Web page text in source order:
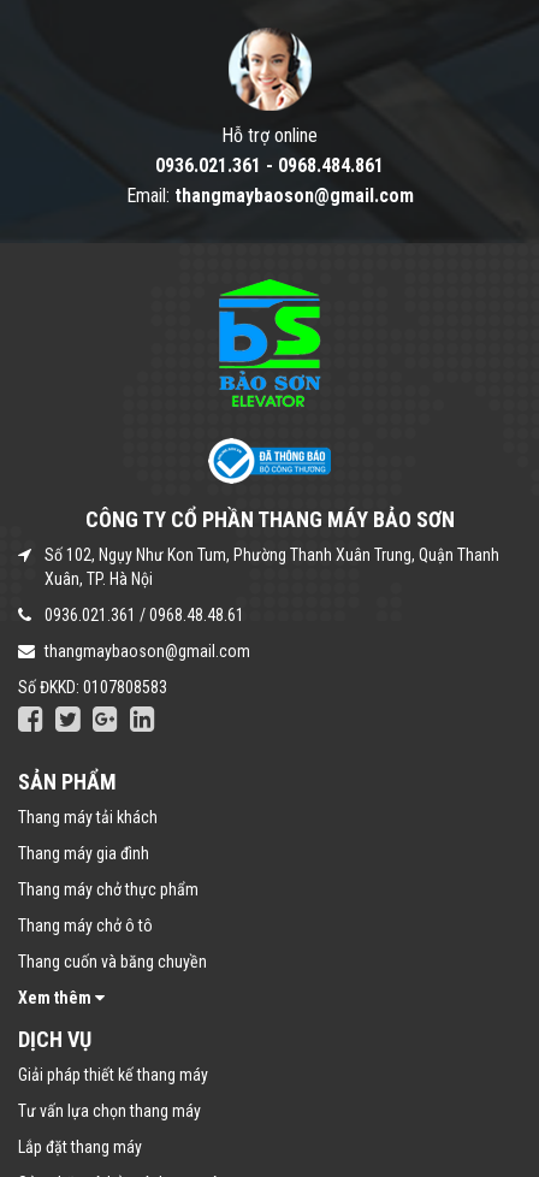
Hỗ trợ online
0936.021.361 - 0968.484.861
Email: thangmaybaoson@gmail.com
CÔNG TY CỔ PHẦN THANG MÁY BẢO SƠN
Số 102, Ngụy Như Kon Tum, Phường Thanh Xuân Trung, Quận Thanh
Xuân, TP. Hà Nội
0936.021.361 /0968.48.48.61
thangmaybaoson@gmail.com
Số ĐKKD: 0107808583
SẢN PHẨM
Thang máy tải khách
Thang máy gia đình
Thang máy chở thực phẩm
Thang máy chở ô tô
Thang cuốn và băng chuyền
Xem thêm
DỊCH VỤ
Giải pháp thiết kế thang máy
Tư vấn lựa chọn thang máy
Lắp đặt thang máy